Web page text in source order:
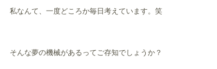
私なんて、一度どころか毎日考えています。笑
そんな夢の機械があるってご存知でしょうか？